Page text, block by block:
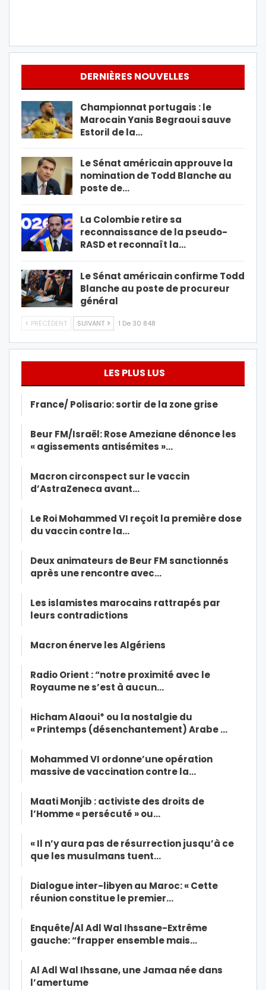
DERNIÈRES NOUVELLES
Championnat portugais : le
Marocain Yanis Begraoui sauve
Estoril de la…
Le Sénat américain approuve la
nomination de Todd Blanche au
poste de…
La Colombie retire sa
reconnaissance de la pseudo-
RASD et reconnaît la…
Le Sénat américain confirme Todd
Blanche au poste de procureur
général
PRÉCÉDENT SUIVANT 1 De 30 848
LES PLUS LUS
France/ Polisario: sortir de la zone grise
Beur FM/Israël: Rose Ameziane dénonce les
« agissements antisémites »…
Macron circonspect sur le vaccin
d’AstraZeneca avant…
Le Roi Mohammed VI reçoit la première dose
du vaccin contre la…
Deux animateurs de Beur FM sanctionnés
après une rencontre avec…
Les islamistes marocains rattrapés par
leurs contradictions
Macron énerve les Algériens
Radio Orient : “notre proximité avec le
Royaume ne s’est à aucun…
Hicham Alaoui* ou la nostalgie du
« Printemps (désenchantement) Arabe …
Mohammed VI ordonne’une opération
massive de vaccination contre la…
Maati Monjib : activiste des droits de
l’Homme « persécuté » ou…
« Il n’y aura pas de résurrection jusqu’à ce
que les musulmans tuent…
Dialogue inter-libyen au Maroc: « Cette
réunion constitue le premier…
Enquête/Al Adl Wal Ihssane-Extrême
gauche: “frapper ensemble mais…
Al Adl Wal Ihssane, une Jamaa née dans
l’amertume